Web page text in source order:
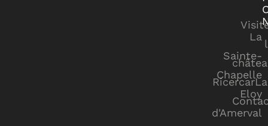
La
Sainte-
Chapelle
Eloy
d'Amerval